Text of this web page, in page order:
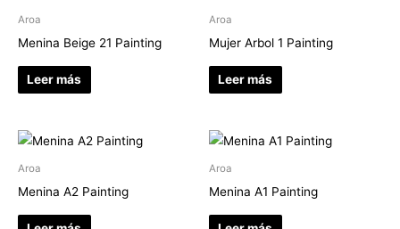
Aroa
Menina Beige 21 Painting
Leer más
Aroa
Mujer Arbol 1 Painting
Leer más
Aroa
Menina A2 Painting
Aroa
Menina A1 Painting